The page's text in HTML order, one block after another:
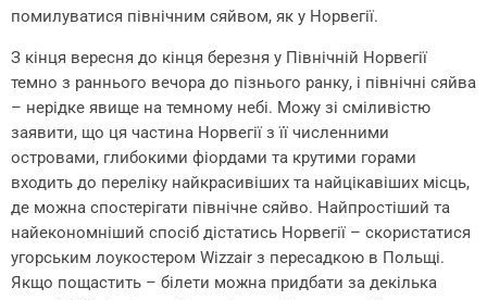
помилуватися північним сяйвом, як у Норвегії.
З кінця вересня до кінця березня у Північній Норвегії
темно з раннього вечора до пізнього ранку, і північні сяйва
– нерідке явище на темному небі. Можу зі сміливістю
заявити, що ця частина Норвегії з її численними
островами, глибокими фіордами та крутими горами
входить до переліку найкрасивіших та найцікавіших місць,
де можна спостерігати північне сяйво. Найпростіший та
найекономніший спосіб дістатись Норвегії – скористатися
угорським лоукостером Wizzair з пересадкою в Польщі.
Якщо пощастить – білети можна придбати за декілька